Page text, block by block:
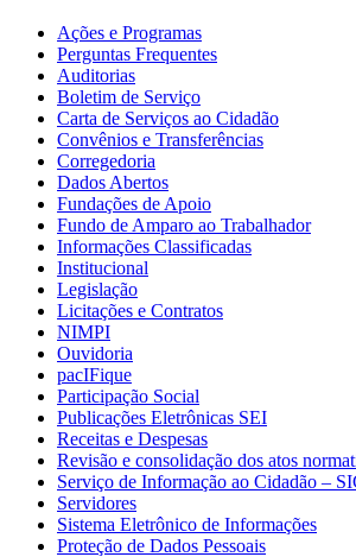
Ações e Programas
Perguntas Frequentes
Auditorias
Boletim de Serviço
Carta de Serviços ao Cidadão
Convênios e Transferências
Corregedoria
Dados Abertos
Fundações de Apoio
Fundo de Amparo ao Trabalhador
Informações Classificadas
Institucional
Legislação
Licitações e Contratos
NIMPI
Ouvidoria
pacIFique
Participação Social
Publicações Eletrônicas SEI
Receitas e Despesas
Revisão e consolidação dos atos
Serviço de Informação ao Cidadão –
Servidores
Sistema Eletrônico de Informações
Proteção de Dados Pessoais